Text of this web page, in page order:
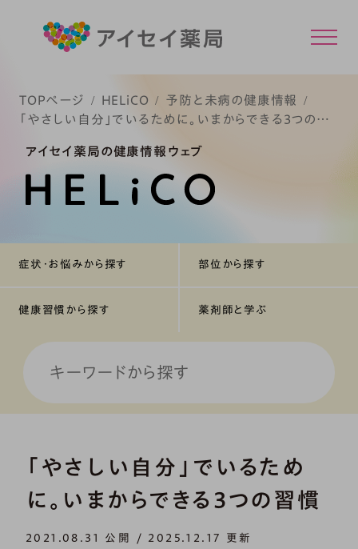
TOPページ HELiCO
予防と未病の健康情報
「やさしい自分」でいるために。いまからできる3つの習
アイセイ薬局の健康情報ウェブ
症状・お悩みから探す 部位から探す
健康習慣から探す 薬剤師と学ぶ
「やさしい自分」でいるため
に。いまからできる3つの習慣
2021.08.31 公開 / 2025.12.17 更新